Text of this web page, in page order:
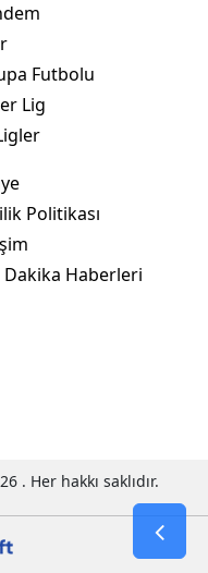
Futbolu
Lig
Politikası
Dakika Haberleri
. Her hakkı saklıdır.